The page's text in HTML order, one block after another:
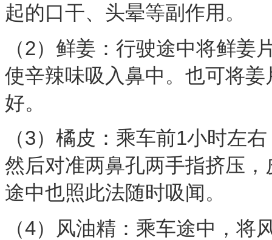
起的口干、头晕等副作用
（2）鲜姜：行驶途中将鲜
使辛辣味吸入鼻中。也可将
好。
（3）橘皮：乘车前1小时左
然后对准两鼻孔两手指挤压
途中也照此法随时吸闻。
（4）风油精：乘车途中，